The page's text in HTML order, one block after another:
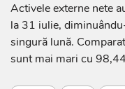
Activele externe nete
la 31 iulie,
singură lună.
sunt mai mari cu